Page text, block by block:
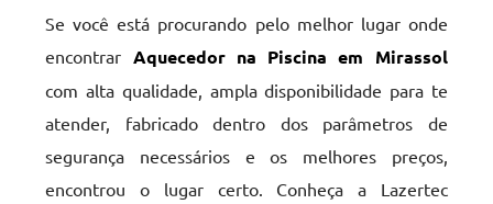
Se você está procurando pelo melhor lugar onde
encontrar Aquecedor na Piscina em Mirassol
com alta qualidade, ampla disponibilidade para te
atender, fabricado dentro dos parâmetros de
segurança necessários e os melhores preços,
encontrou o lugar certo. Conheça a Lazertec